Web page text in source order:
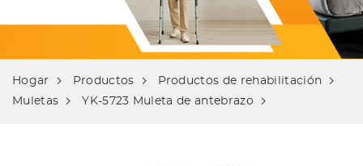
Hogar Productos
Productos de rehabilitación
Muletas
YK-5723 Muleta de antebrazo